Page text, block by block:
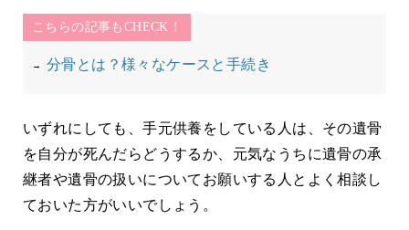
こちらの記事もCHECK！
分骨とは？様々なケースと手続き
いずれにしても、手元供養をしている人は、その遺骨
を自分が死んだらどうするか、元気なうちに遺骨の承
継者や遺骨の扱いについてお願いする人とよく相談し
ておいた方がいいでしょう。